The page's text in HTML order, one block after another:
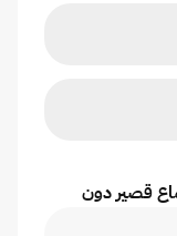
قصير دون